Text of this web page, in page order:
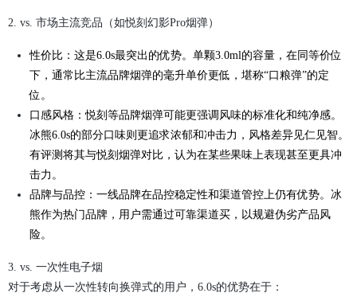
2. vs. 市场主流竞品（如悦刻幻影Pro烟弹）‍
性价比：这是6.0s最突出的优势。单颗3.0ml的容量，在同等价位
下，通常比主流品牌烟弹的毫升单价更低，堪称“口粮弹”的定
位。
口感风格：悦刻等品牌烟弹可能更强调风味的标准化和纯净感。
冰熊6.0s的部分口味则更追求浓郁和冲击力，风格差异见仁见智。
有评测将其与悦刻烟弹对比，认为在某些果味上表现甚至更具冲
击力。
品牌与品控：一线品牌在品控稳定性和渠道管控上仍有优势。冰
熊作为热门品牌，用户需通过可靠渠道买，以规避伪劣产品风
险。
3. vs. 一次性电子烟
对于考虑从一次性转向换弹式的用户，6.0s的优势在于：